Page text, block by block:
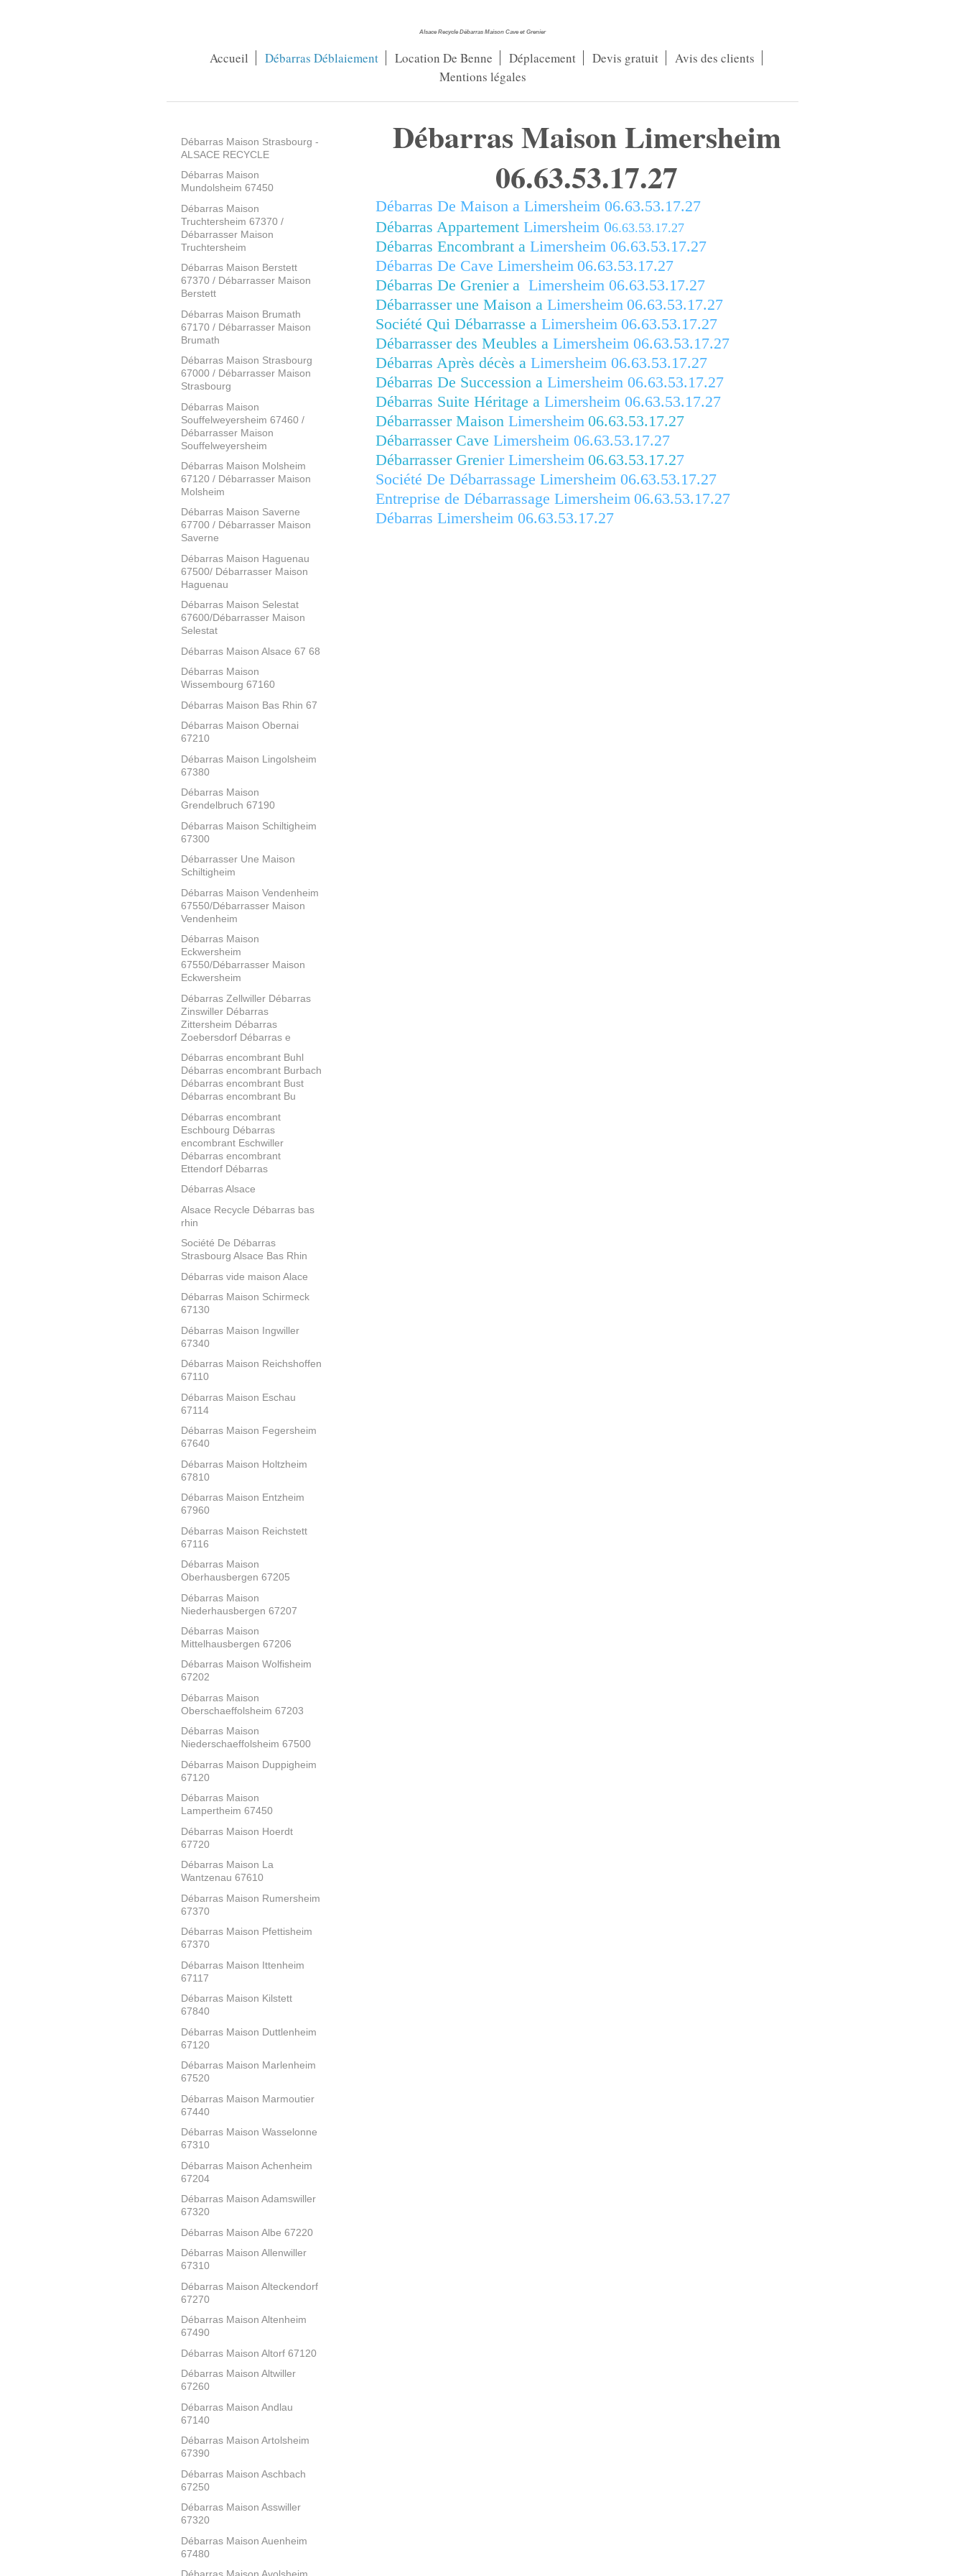
Alsace Recycle Débarras Maison Cave et Grenier
Accueil Débarras Déblaiement Location De Benne Déplacement Devis gratuit
Avis des clients
Mentions légales
Débarras Maison Limersheim
06.63.53.17.27
Débarras De Maison a Limersheim06.63.53.17.27
Débarras Appartement Limersheim06.63.53.17.27
Débarras Encombrant a Limersheim06.63.53.17.27
Débarras De Cave Limersheim 06.63.53.17.27
Débarras De Grenier a Limersheim 06.63.53.17.27
Débarrasser une Maison a Limersheim 06.63.53.17.27
Société Qui Débarrasse a Limersheim 06.63.53.17.27
Débarrasser des Meubles a Limersheim06.63.53.17.27
Débarras Après décès a Limersheim06.63.53.17.27
Débarras De Succession a Limersheim06.63.53.17.27
Débarras Suite Héritage aLimersheim06.63.53.17.27
Débarrasser Maison Limersheim 06.63.53.17.27
Débarrasser Cave Limersheim 06.63.53.17.27
Débarrasser Grenier Limersheim 06.63.53.17.27
Société De Débarrassage Limersheim06.63.53.17.27
Entreprise de Débarrassage Limersheim 06.63.53.17.27
Débarras Limersheim06.63.53.17.27
Débarras Maison Strasbourg -
ALSACE RECYCLE
Débarras Maison
Mundolsheim 67450
Débarras Maison
Truchtersheim 67370 /
Débarrasser Maison
Truchtersheim
Débarras Maison Berstett
67370 / Débarrasser Maison
Berstett
Débarras Maison Brumath
67170 / Débarrasser Maison
Brumath
Débarras Maison Strasbourg
67000 / Débarrasser Maison
Strasbourg
Débarras Maison
Souffelweyersheim 67460 /
Débarrasser Maison
Souffelweyersheim
Débarras Maison Molsheim
67120 / Débarrasser Maison
Molsheim
Débarras Maison Saverne
67700 / Débarrasser Maison
Saverne
Débarras Maison Haguenau
67500/ Débarrasser Maison
Haguenau
Débarras Maison Selestat
67600/Débarrasser Maison
Selestat
Débarras Maison Alsace 67 68
Débarras Maison
Wissembourg 67160
Débarras Maison Bas Rhin 67
Débarras Maison Obernai
67210
Débarras Maison Lingolsheim
67380
Débarras Maison
Grendelbruch 67190
Débarras Maison Schiltigheim
67300
Débarrasser Une Maison
Schiltigheim
Débarras Maison Vendenheim
67550/Débarrasser Maison
Vendenheim
Débarras Maison
Eckwersheim
67550/Débarrasser Maison
Eckwersheim
Débarras Zellwiller Débarras
Zinswiller Débarras
Zittersheim Débarras
Zoebersdorf Débarras e
Débarras encombrant Buhl
Débarras encombrant Burbach
Débarras encombrant Bust
Débarras encombrant Bu
Débarras encombrant
Eschbourg Débarras
encombrant Eschwiller
Débarras encombrant
Ettendorf Débarras
Débarras Alsace
Alsace Recycle Débarras bas
rhin
Société De Débarras
Strasbourg Alsace Bas Rhin
Débarras vide maison Alace
Débarras Maison Schirmeck
67130
Débarras Maison Ingwiller
67340
Débarras Maison Reichshoffen
67110
Débarras Maison Eschau
67114
Débarras Maison Fegersheim
67640
Débarras Maison Holtzheim
67810
Débarras Maison Entzheim
67960
Débarras Maison Reichstett
67116
Débarras Maison
Oberhausbergen 67205
Débarras Maison
Niederhausbergen 67207
Débarras Maison
Mittelhausbergen 67206
Débarras Maison Wolfisheim
67202
Débarras Maison
Oberschaeffolsheim 67203
Débarras Maison
Niederschaeffolsheim 67500
Débarras Maison Duppigheim
67120
Débarras Maison
Lampertheim 67450
Débarras Maison Hoerdt
67720
Débarras Maison La
Wantzenau 67610
Débarras Maison Rumersheim
67370
Débarras Maison Pfettisheim
67370
Débarras Maison Ittenheim
67117
Débarras Maison Kilstett
67840
Débarras Maison Duttlenheim
67120
Débarras Maison Marlenheim
67520
Débarras Maison Marmoutier
67440
Débarras Maison Wasselonne
67310
Débarras Maison Achenheim
67204
Débarras Maison Adamswiller
67320
Débarras Maison Albe 67220
Débarras Maison Allenwiller
67310
Débarras Maison Alteckendorf
67270
Débarras Maison Altenheim
67490
Débarras Maison Altorf 67120
Débarras Maison Altwiller
67260
Débarras Maison Andlau
67140
Débarras Maison Artolsheim
67390
Débarras Maison Aschbach
67250
Débarras Maison Asswiller
67320
Débarras Maison Auenheim
67480